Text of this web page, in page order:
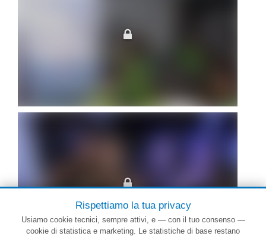
Rispettiamo la tua privacy
Usiamo cookie tecnici, sempre attivi, e — con il tuo consenso —
cookie di statistica e marketing. Le statistiche di base restano